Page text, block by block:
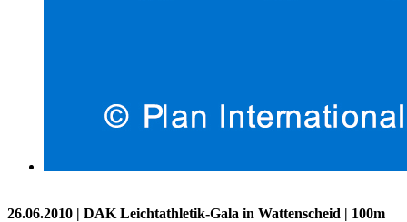
26.06.2010 | DAK Leichtathletik-Gala in Wattenscheid | 100m